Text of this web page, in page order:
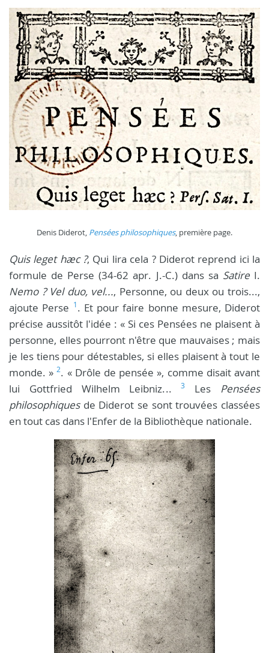
Denis Diderot, Pensées philosophiques, première page.
Quis leget hæc ?, Qui lira cela ? Diderot reprend ici la
formule de Perse (34-62 apr. J.-C.) dans sa SatireI.
Nemo ? Vel duo, vel..., Personne, ou deux ou trois...,
ajoute Perse 1 . Et pour faire bonne mesure, Diderot
précise aussitôt l'idée : « Si ces Pensées ne plaisent à
personne, elles pourront n'être que mauvaises ; mais
je les tiens pour détestables, si elles plaisent à tout le
monde. »2. « Drôle de pensée », comme disait avant
lui Gottfried Wilhelm Leibniz...3 Les Pensées
philosophiquesde Diderot se sont trouvées classées
en tout cas dans l'Enfer de la Bibliothèque nationale.